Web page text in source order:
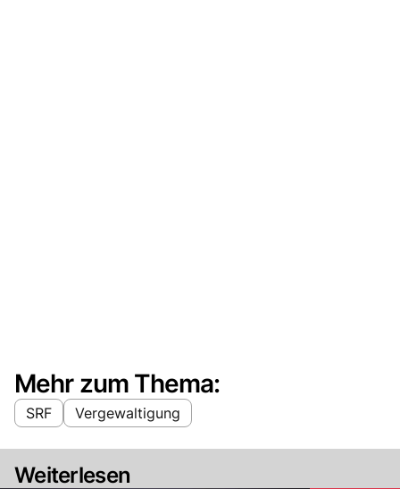
Mehr zum Thema:
SRF Vergewaltigung
Weiterlesen